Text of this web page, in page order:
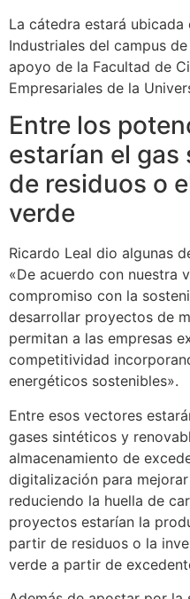
La cátedra estará ubicada
Industriales del campus
apoyo de la Facultad de
Empresariales de la
Entre los
estarían el
de residuos o
verde
Ricardo Leal dio algunas
«De acuerdo con nuestra
compromiso con la
desarrollar proyectos de
permitan a las empresas
competitividad
energéticos sostenibles».
Entre esos vectores
gases sintéticos y
almacenamiento de
digitalización para
reduciendo la huella de
proyectos estarían la
partir de residuos o la
verde a partir de